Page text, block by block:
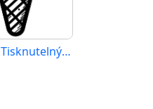
Zdarma Tisknutelný Zmrzlina